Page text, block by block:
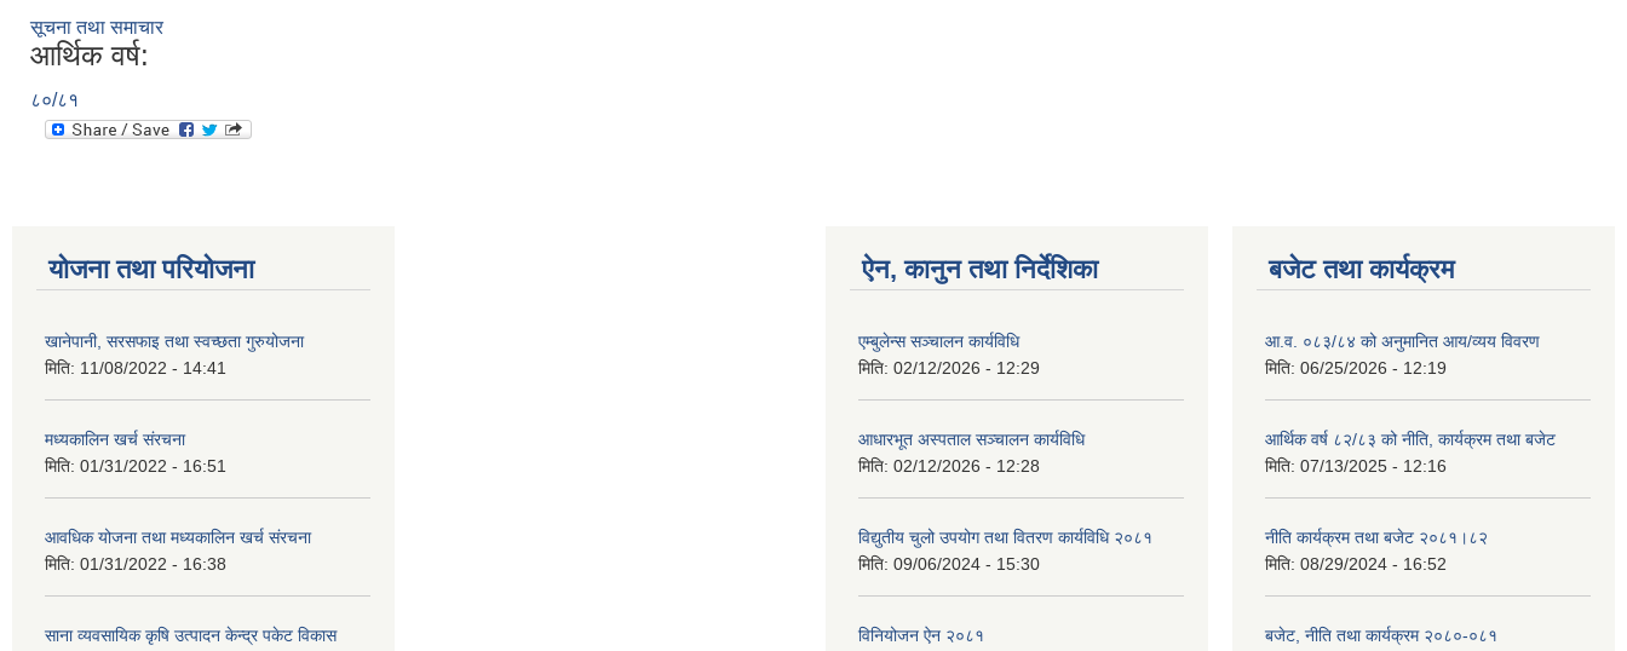
सूचना तथा समाचार
आर्थिक वर्ष:
८०/८१
योजना तथा परियोजना
खानेपानी, सरसफाइ तथा स्वच्छता गुरुयोजना
मिति: 11/08/2022 - 14:41
मध्यकालिन खर्च संरचना
मिति: 01/31/2022 - 16:51
आवधिक योजना तथा मध्यकालिन खर्च संरचना
मिति: 01/31/2022 - 16:38
साना व्यवसायिक कृषि उत्पादन केन्द्र पकेट विकास
ऐन, कानुन तथा निर्देशिका
एम्बुलेन्स सञ्चालन कार्यविधि
मिति: 02/12/2026 - 12:29
आधारभूत अस्पताल सञ्चालन कार्यविधि
मिति: 02/12/2026 - 12:28
विद्युतीय चुलो उपयोग तथा वितरण कार्यविधि २०८१
मिति: 09/06/2024 - 15:30
विनियोजन ऐन २०८१
बजेट तथा कार्यक्रम
आ.व. ०८३/८४ को अनुमानित आय/व्यय विवरण
मिति: 06/25/2026 - 12:19
आर्थिक वर्ष ८२/८३ को नीति, कार्यक्रम तथा बजेट
मिति: 07/13/2025 - 12:16
नीति कार्यक्रम तथा बजेट २०८१।८२
मिति: 08/29/2024 - 16:52
बजेट, नीति तथा कार्यक्रम २०८०-०८१